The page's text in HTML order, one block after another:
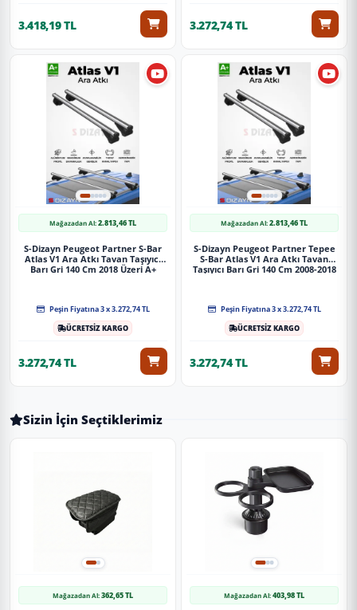
3.418,19 TL 3.272,74 TL
Mağazadan Al:2.813,46 TL
S-Dizayn Peugeot Partner S-Bar
Atlas V1 Ara Atkı Tavan Taşıyıcı
Barı Gri 140 Cm 2018 Üzeri A+
Peşin Fiyatına 3 x 3.272,74 TL
ÜCRETSİZ KARGO
3.272,74 TL
Mağazadan Al:2.813,46 TL
S-Dizayn Peugeot Partner Tepee
S-Bar Atlas V1 Ara Atkı Tavan
Taşıyıcı Barı Gri 140 Cm 2008-2018
Peşin Fiyatına 3 x 3.272,74 TL
ÜCRETSİZ KARGO
3.272,74 TL
Sizin İçin Seçtiklerimiz
Mağazadan Al:362,65 TL Mağazadan Al:403,98 TL